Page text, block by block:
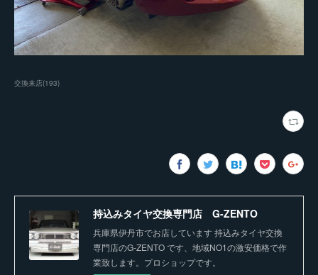
交換来店(193)
持込みタイヤ交換専門店 G-ZENTO
兵庫県伊丹市でお店しています 持込みタイヤ交換
専門店のG-ZENTO です、地域NO1の激安価格で作
業致します。プロショップです。